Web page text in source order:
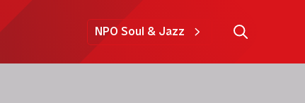
NPO Soul & Jazz